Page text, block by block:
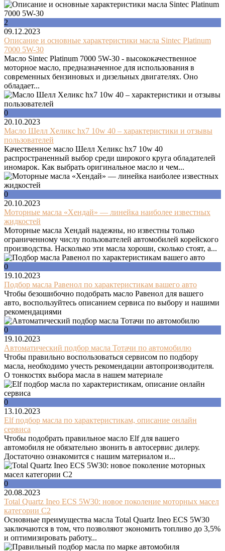
2
09.12.2023
Описание и основные характеристики масла Sintec Platinum
7000 5W-30
Масло Sintec Platinum 7000 5W-30 - высококачественное
моторное масло, предназначенное для использования в
современных бензиновых и дизельных двигателях. Оно
обладает...
0
20.10.2023
Масло Шелл Хеликс hx7 10w 40 – характеристики и отзывы
пользователей
Качественное масло Шелл Хеликс hx7 10w 40
распространенный выбор среди широкого круга обладателей
иномарок. Как выбрать оригинальное масло и чем...
0
20.10.2023
Моторные масла «Хендай» — линейка наиболее известных
жидкостей
Моторные масла Хендай надежны, но известны только
ограниченному числу пользователей автомобилей корейского
производства. Насколько эти масла хороши, сколько стоят, а...
0
19.10.2023
Подбор масла Равенол по характеристикам вашего авто
Чтобы безошибочно подобрать масло Равенол для вашего
авто, воспользуйтесь описанием сервиса по выбору и нашими
рекомендациями
0
19.10.2023
Автоматический подбор масла Тотачи по автомобилю
Чтобы правильно воспользоваться сервисом по подбору
масла, необходимо учесть рекомендации автопроизводителя.
О тонкостях выбора масла в нашем материале
0
13.10.2023
Elf подбор масла по характеристикам, описание онлайн
сервиса
Чтобы подобрать правильное масло Elf для вашего
автомобиля не обязательно звонить в автосервис дилеру.
Достаточно ознакомится с нашим материалом и...
0
20.08.2023
Total Quartz Ineo ECS 5W30: новое поколение моторных масел
категории C2
Основные преимущества масла Total Quartz Ineo ECS 5W30
заключаются в том, что позволяют экономить топливо до 3,5%
и оптимизировать работу...